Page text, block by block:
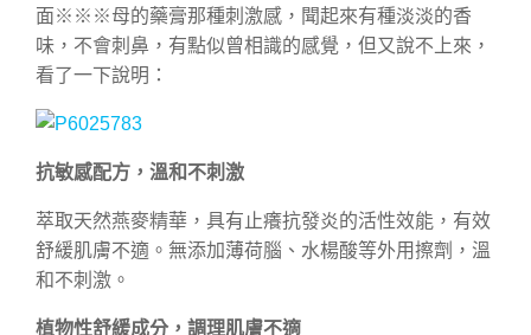
面※※※母的藥膏那種刺激感，聞起來有種淡淡的香
味，不會刺鼻，有點似曾相識的感覺，但又說不上來，
看了一下說明：
抗敏感配方，溫和不刺激
萃取天然燕麥精華，具有止癢抗發炎的活性效能，有效
舒緩肌膚不適。無添加薄荷腦、水楊酸等外用擦劑，溫
和不刺激。
植物性舒緩成分，調理肌膚不適